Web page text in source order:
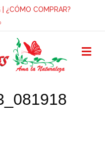
¿CÓMO COMPRAR?
M
E